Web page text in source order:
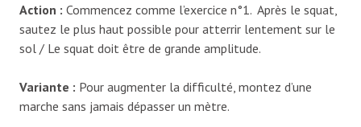
Action : Commencez comme l’exercice n°1. Après le squat,
sautez le plus haut possible pour atterrir lentement sur le
sol / Le squat doit être de grande amplitude.
Variante : Pour augmenter la difficulté, montez d’une
marche sans jamais dépasser un mètre.